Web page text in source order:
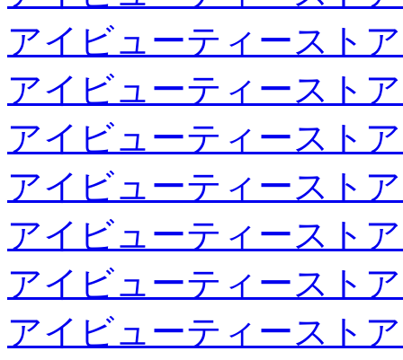
アイビューティースト
アイビューティースト
アイビューティースト
アイビューティースト
アイビューティースト
アイビューティースト
アイビューティースト